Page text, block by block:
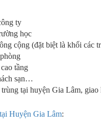
ty
học
cộng (đặt biệt là khối các
tầng
sạn…
tại huyện Gia Lâm, giao
Huyện Gia Lâm: